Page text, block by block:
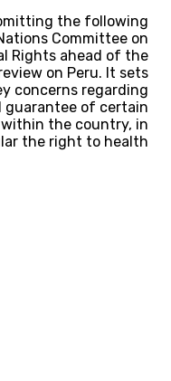
the following
Committee on
Rights ahead of the
on Peru. It sets
concerns regarding
guarantee of certain
the country, in
the right to health.